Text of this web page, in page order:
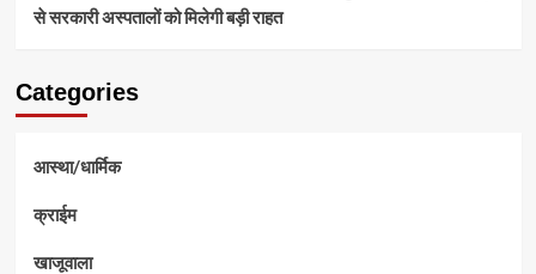
से सरकारी अस्पतालों को मिलेगी बड़ी राहत
Categories
आस्था/धार्मिक
क्राईम
खाजूवाला